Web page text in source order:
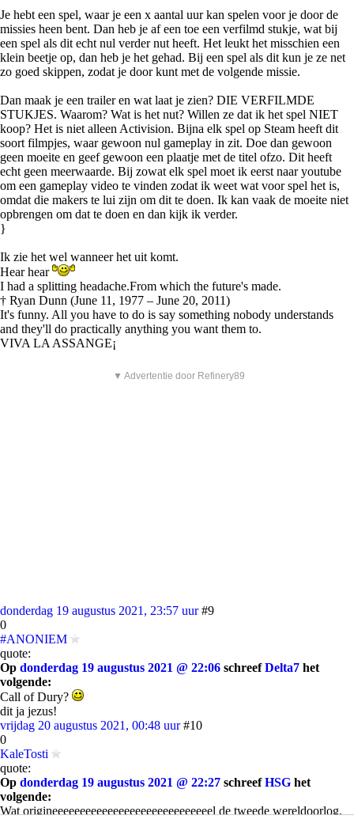
Je hebt een spel, waar je een x aantal uur kan spelen voor je door de
missies heen bent. Dan heb je af een toe een verfilmd stukje, wat bij
een spel als dit echt nul verder nut heeft. Het leukt het misschien een
klein beetje op, dan heb je het gehad. Bij een spel als dit kun je ze net
zo goed skippen, zodat je door kunt met de volgende missie.
Dan maak je een trailer en wat laat je zien? DIE VERFILMDE
STUKJES. Waarom? Wat is het nut? Willen ze dat ik het spel NIET
koop? Het is niet alleen Activision. Bijna elk spel op Steam heeft dit
soort filmpjes, waar gewoon nul gameplay in zit. Doe dan gewoon
geen moeite en geef gewoon een plaatje met de titel ofzo. Dit heeft
echt geen meerwaarde. Bij zowat elk spel moet ik eerst naar youtube
om een gameplay video te vinden zodat ik weet wat voor spel het is,
omdat die makers te lui zijn om dit te doen. Ik kan vaak de moeite niet
opbrengen om dat te doen en dan kijk ik verder.
}
Ik zie het wel wanneer het uit komt.
Hear hear
I had a splitting headache.From which the future's made.
† Ryan Dunn (June 11, 1977 – June 20, 2011)
It's funny. All you have to do is say something nobody understands
and they'll do practically anything you want them to.
VIVA LA ASSANGE¡
▼ Advertentie door Refinery89
donderdag 19 augustus 2021, 23:57 uur #9
0
#ANONIEM
quote:
Op donderdag 19 augustus 2021 @ 22:06 schreefDelta7 het
volgende:
Call of Dury?
dit ja jezus!
vrijdag 20 augustus 2021, 00:48 uur #10
0
KaleTosti
quote:
Op donderdag 19 augustus 2021 @ 22:27 schreefHSG het
volgende:
Wat origineeeeeeeeeeeeeeeeeeeeeeeeeeeeel de tweede wereldoorlog.